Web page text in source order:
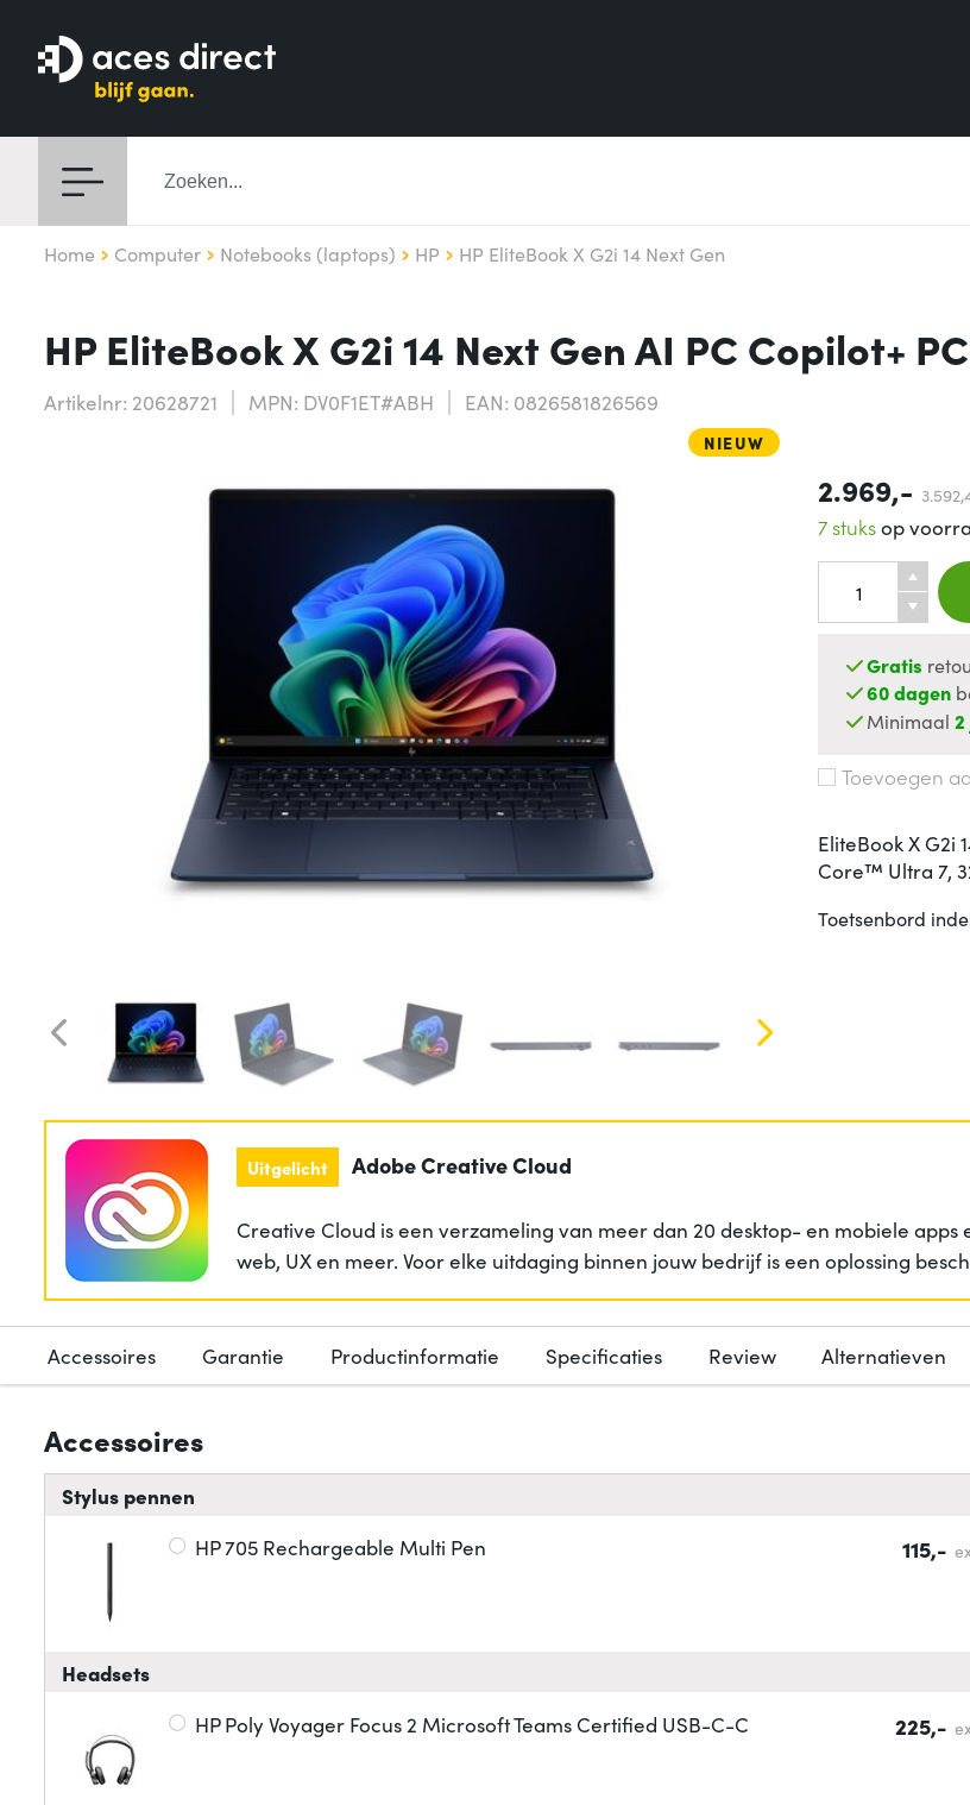
Home Computer Notebooks (laptops) HP HP EliteBook X G2i 14 Next Gen
HP EliteBook X G2i 14 Next Gen AI PC Copilot+
Artikelnr: 20628721 MPN: DV0F1ET#ABH EAN: 0826581826569
NIEUW
2.969,- 3.592,
7 stuksop
Gratis
60 dagen
Minimaal
Toevoegen
EliteBook X G2i
Core™ Ultra 7,
Toetsenbord
Uitgelicht Adobe Creative Cloud
Creative Cloud is een verzameling van meer dan 20 desktop- en mobiele
web, UX en meer. Voor elke uitdaging binnen jouw bedrijf is een oplossing
Accessoires Garantie Productinformatie Specificaties Review Alternatieven
Accessoires
Stylus pennen
HP 705 Rechargeable Multi Pen 115,-
Headsets
HP Poly Voyager Focus 2 Microsoft Teams Certified USB-C-C 225,-